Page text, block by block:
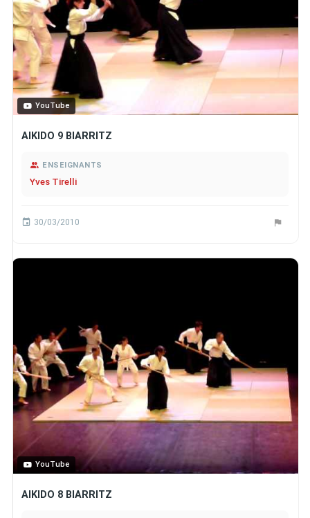
YouTube
AIKIDO 9 BIARRITZ
ENSEIGNANTS
Yves Tirelli
30/03/2010
YouTube
AIKIDO 8 BIARRITZ